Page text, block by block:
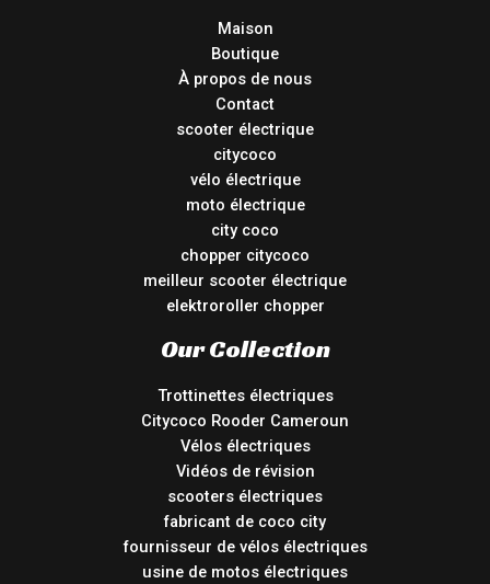
Maison
Boutique
À propos de nous
Contact
scooter électrique
citycoco
vélo électrique
moto électrique
city coco
chopper citycoco
meilleur scooter électrique
elektroroller chopper
Our Collection
Trottinettes électriques
Citycoco Rooder Cameroun
Vélos électriques
Vidéos de révision
scooters électriques
fabricant de coco city
fournisseur de vélos électriques
usine de motos électriques